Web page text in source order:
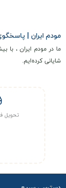
مودم ایران |
ما در مودم ایران ، با
شایانی کرده‌ایم.
تحویل